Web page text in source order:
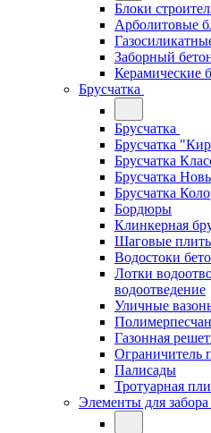
Блоки
Арболитовые
Заборный
Керамические
Брусчатка
Брусчатка
Брусчатка
Брусчатка
Брусчатка
Брусчатка
Бордюры
Клинкерная
Шаговые
Водостоки
Лотки
водоотведение
Уличные
Газонная
Ограничитель
Палисады
Тротуарная
Элементы для забора